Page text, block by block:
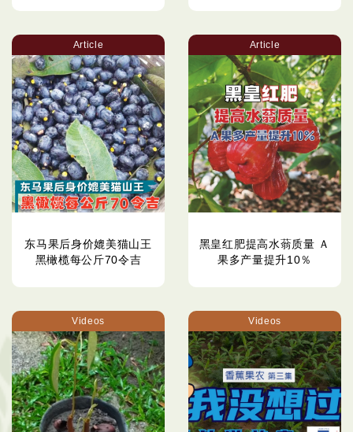
Article
东马果后身价媲美猫山王
黑橄榄每公斤70令吉
Article
黑皇红肥提高水蓊质量 Ａ
果多产量提升10％
Videos Videos